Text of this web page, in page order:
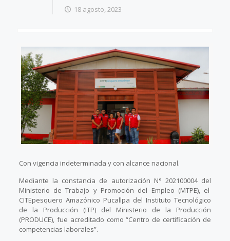
18 agosto, 2023
Con vigencia indeterminada y con alcance nacional.
Mediante la constancia de autorización N° 202100004 del
Ministerio de Trabajo y Promoción del Empleo (MTPE), el
CITEpesquero Amazónico Pucallpa del Instituto Tecnológico
de la Producción (ITP) del Ministerio de la Producción
(PRODUCE), fue acreditado como “Centro de certificación de
competencias laborales”.